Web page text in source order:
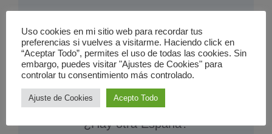
¿Hay otra España?
Uso cookies en mi sitio web para recordar tus
preferencias si vuelves a visitarme. Haciendo click en
“Aceptar Todo”, permites el uso de todas las cookies. Sin
embargo, puedes visitar "Ajustes de Cookies" para
controlar tu consentimiento más controlado.
Ajuste de Cookies Acepto Todo